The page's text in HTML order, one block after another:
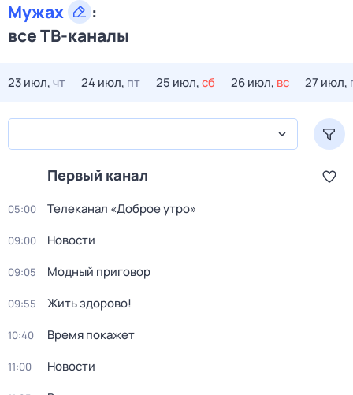
Мужах
:
все ТВ-каналы
23 июл,чт 24 июл, пт 25 июл,сб 26 июл, вс 27 июл,
Первый канал
05:00 Телеканал «Доброе утро»
09:00 Новости
09:05 Модный приговор
09:55 Жить здорово!
10:40 Время покажет
11:00 Новости